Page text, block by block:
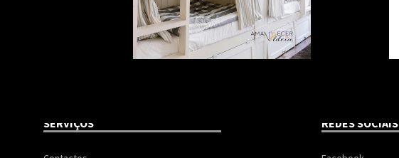
SERVIÇOS REDES SOCIAIS